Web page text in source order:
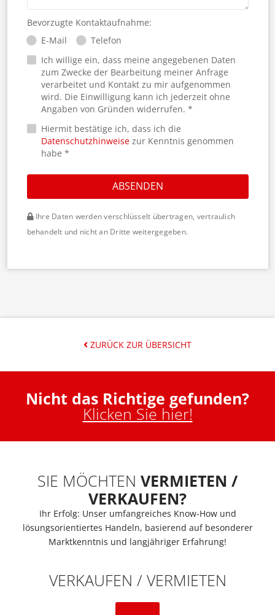
Bevorzugte Kontaktaufnahme:
E-Mail
Telefon
Ich willige ein, dass meine angegebenen Daten
zum Zwecke der Bearbeitung meiner Anfrage
verarbeitet und Kontakt zu mir aufgenommen
wird. Die Einwilligung kann ich jederzeit ohne
Angaben von Gründen widerrufen. *
Hiermit bestätige ich, dass ich die
Datenschutzhinweisezur Kenntnis genommen
habe *
ABSENDEN
Ihre Daten werden verschlüsselt übertragen, vertraulich
behandelt und nicht an Dritte weitergegeben.
ZURÜCK ZUR ÜBERSICHT
Nicht das Richtige gefunden?
Klicken Sie hier!
SIE MÖCHTEN VERMIETEN /
VERKAUFEN?
Ihr Erfolg: Unser umfangreiches Know-How und
lösungsorientiertes Handeln, basierend auf besonderer
Marktkenntnis und langjähriger Erfahrung!
VERKAUFEN / VERMIETEN